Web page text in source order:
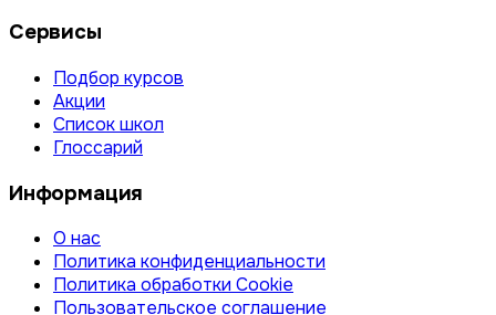
Сервисы
Подбор курсов
Акции
Список школ
Глоссарий
Информация
О нас
Политика конфиденциальности
Политика обработки Cookie
Пользовательское соглашение